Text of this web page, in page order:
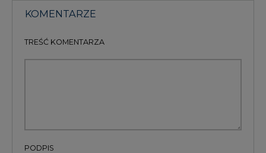
KOMENTARZE
TREŚĆ KOMENTARZA
PODPIS